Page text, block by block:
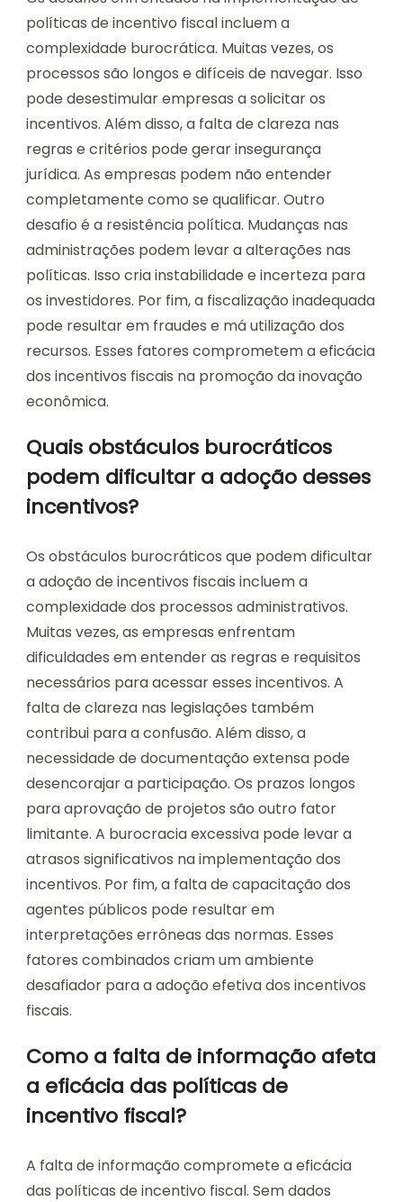
políticas de incentivo fiscal incluem a
complexidade burocrática. Muitas vezes, os
processos são longos e difíceis de navegar. Isso
pode desestimular empresas a solicitar os
incentivos. Além disso, a falta de clareza nas
regras e critérios pode gerar insegurança
jurídica. As empresas podem não entender
completamente como se qualificar. Outro
desafio é a resistência política. Mudanças nas
administrações podem levar a alterações nas
políticas. Isso cria instabilidade e incerteza para
os investidores. Por fim, a fiscalização inadequada
pode resultar em fraudes e má utilização dos
recursos. Esses fatores comprometem a eficácia
dos incentivos fiscais na promoção da inovação
econômica.
Quais obstáculos burocráticos
podem dificultar a adoção desses
incentivos?
Os obstáculos burocráticos que podem dificultar
a adoção de incentivos fiscais incluem a
complexidade dos processos administrativos.
Muitas vezes, as empresas enfrentam
dificuldades em entender as regras e requisitos
necessários para acessar esses incentivos. A
falta de clareza nas legislações também
contribui para a confusão. Além disso, a
necessidade de documentação extensa pode
desencorajar a participação. Os prazos longos
para aprovação de projetos são outro fator
limitante. A burocracia excessiva pode levar a
atrasos significativos na implementação dos
incentivos. Por fim, a falta de capacitação dos
agentes públicos pode resultar em
interpretações errôneas das normas. Esses
fatores combinados criam um ambiente
desafiador para a adoção efetiva dos incentivos
fiscais.
Como a falta de informação afeta
a eficácia das políticas de
incentivo fiscal?
A falta de informação compromete a eficácia
das políticas de incentivo fiscal. Sem dados